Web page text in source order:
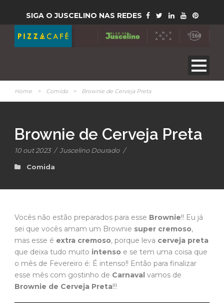
SIGA O JUSCELINO NAS REDES
Home > Comida > Brownie de Cerveja Preta
Brownie de Cerveja Preta
10 out 2023 / Juscelino Dourado /
Comida
Vocês não estão preparados para esse Brownie!! Eu já
sei que vocês amam um Brownie super cremoso,
mas esse é extra cremoso, porque leva cerveja preta
que deixa tudo muito intenso e se tem uma coisa que
o mês de Fevereiro é: É intenso!! Então para finalizar
esse mês com gostinho de Carnaval vamos de
Brownie de Cerveja Preta!!!